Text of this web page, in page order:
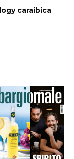
caraibica